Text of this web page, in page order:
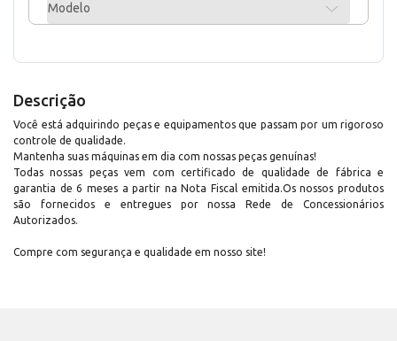
Modelo
Descrição
Você está adquirindo peças e equipamentos que passam por um rigoroso
controle de qualidade.
Mantenha suas máquinas em dia com nossas peças genuínas!
Todas nossas peças vem com certificado de qualidade de fábrica e
garantia de 6 meses a partir na Nota Fiscal emitida.Os nossos produtos
são fornecidos e entregues por nossa Rede de Concessionários
Autorizados.
Compre com segurança e qualidade em nosso site!